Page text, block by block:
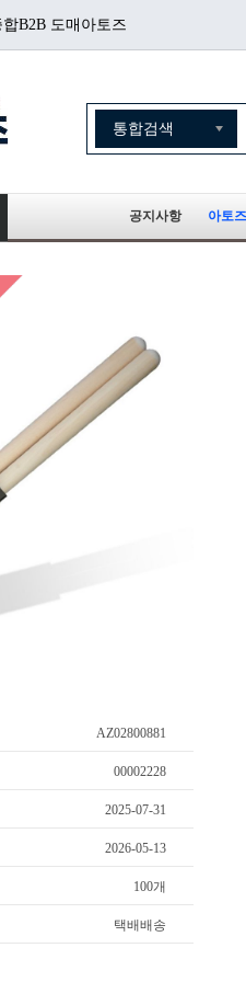
B2B 도매아토즈
공지사항 아토
AZ02800881
00002228
2025-07-31
2026-05-13
100개
택배배송